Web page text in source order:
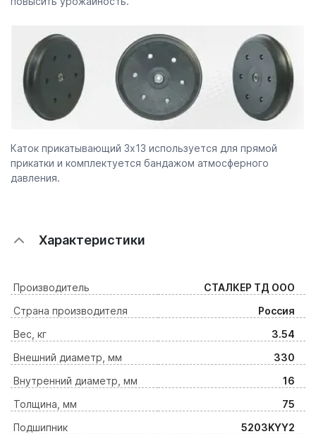
Каток прикатывающий 3х13 используется для прямой
прикатки и комплектуется бандажом атмосферного
давления.
Характеристики
Производитель
СТАЛКЕР ТД ООО
Страна производителя
Россия
Вес, кг
3.54
Внешний диаметр, мм
330
Внутренний диаметр, мм
16
Толщина, мм
75
Подшипник
5203KYY2